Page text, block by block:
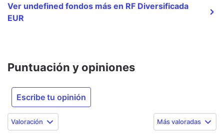
Ver undefined fondos más en RF Diversificada
EUR
Puntuación y opiniones
Escribe tu opinión
Valoración Más valoradas